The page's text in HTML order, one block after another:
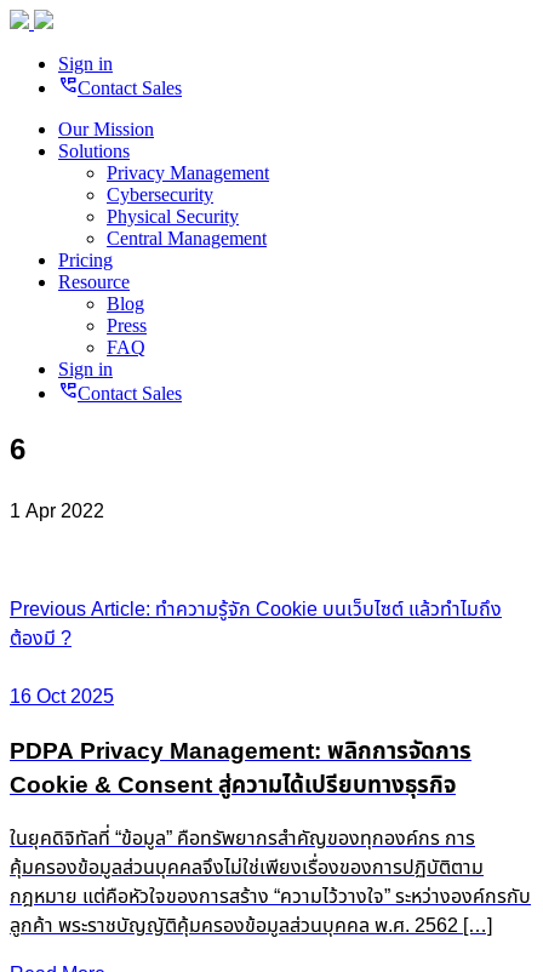
Sign in
perm_phone_msgContact Sales
Our Mission
Solutions
Privacy Management
Cybersecurity
Physical Security
Central Management
Pricing
Resource
Blog
Press
FAQ
Sign in
perm_phone_msgContact Sales
6
1 Apr 2022
Post
navigation
Previous Article: ทำความรู้จัก Cookie บนเว็บไซต์ แล้วทำไมถึง
ต้องมี ?
16 Oct 2025
PDPA Privacy Management: พลิกการจัดการ
Cookie & Consent สู่ความได้เปรียบทางธุรกิจ
ในยุคดิจิทัลที่ “ข้อมูล” คือทรัพยากรสำคัญของทุกองค์กร การ
คุ้มครองข้อมูลส่วนบุคคลจึงไม่ใช่เพียงเรื่องของการปฏิบัติตาม
กฎหมาย แต่คือหัวใจของการสร้าง “ความไว้วางใจ” ระหว่างองค์กรกับ
ลูกค้า พระราชบัญญัติคุ้มครองข้อมูลส่วนบุคคล พ.ศ. 2562 […]